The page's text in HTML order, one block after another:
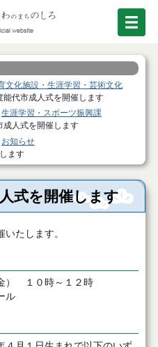
文化施設・生涯学習・芸術文化
能代市成人式を開催します
生涯学習・スポーツ振興課
成人式を開催します
お知らせ
ます
式を開催します
たします。
） １０時～１２時
ル